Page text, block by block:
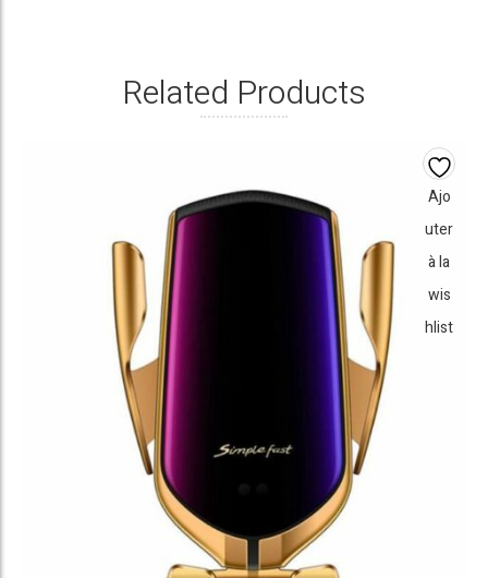
Related Products
Ajo
uter
à la
wis
hlist